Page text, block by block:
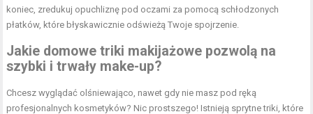
koniec, zredukuj opuchliznę pod oczami za pomocą schłodzonych
płatków, które błyskawicznie odświeżą Twoje spojrzenie.
Jakie domowe triki makijażowe pozwolą na
szybki i trwały make-up?
Chcesz wyglądać olśniewająco, nawet gdy nie masz pod ręką
profesjonalnych kosmetyków? Nic prostszego! Istnieją sprytne triki, które